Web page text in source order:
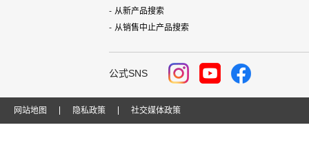
从新产品搜索
从销售中止产品搜索
公式SNS
网站地图 隐私政策 社交媒体政策